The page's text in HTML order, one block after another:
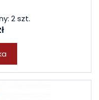
2 szt.